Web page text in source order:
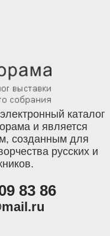
каталог
и является
созданным для
русских и
83 86